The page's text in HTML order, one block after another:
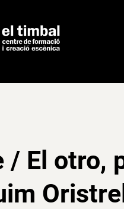
/ El
Oristrell